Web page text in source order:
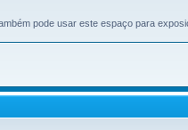
pode usar este espaço para